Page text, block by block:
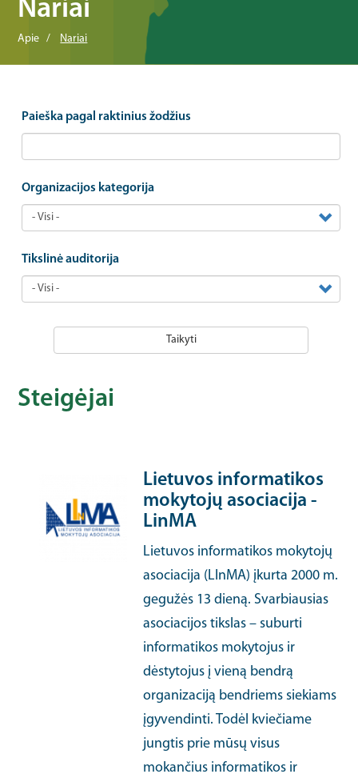
Nariai
Apie Nariai
Steigėjai
Lietuvos informatikos
mokytojų asociacija -
LinMA
Lietuvos informatikos mokytojų
asociacija (LInMA) įkurta 2000 m.
gegužės 13 dieną. Svarbiausias
asociacijos tikslas – suburti
informatikos mokytojus ir
dėstytojus į vieną bendrą
organizaciją bendriems siekiams
įgyvendinti. Todėl kviečiame
jungtis prie mūsų visus
mokančius informatikos ir
Paieška pagal raktinius žodžius
Organizacijos kategorija
Tikslinė auditorija
Taikyti